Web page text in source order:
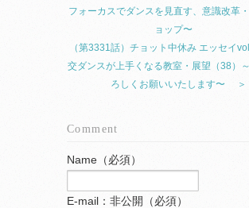
フォーカスでダンスを見直す、意識改革
ョップ〜
（第3331話）チョット中休み エッセイ
交ダンスが上手くなる教室・展望（38）
ろしくお願いいたします〜 ＞
Comment
Name（必須）
E-mail：非公開（必須）